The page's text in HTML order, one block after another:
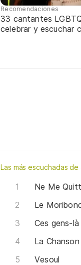
Recomendaciones
33 cantantes
celebrar y escuchar
Las más escuchadas
Ne Me
Le
Ces gens-là
La
Vesoul